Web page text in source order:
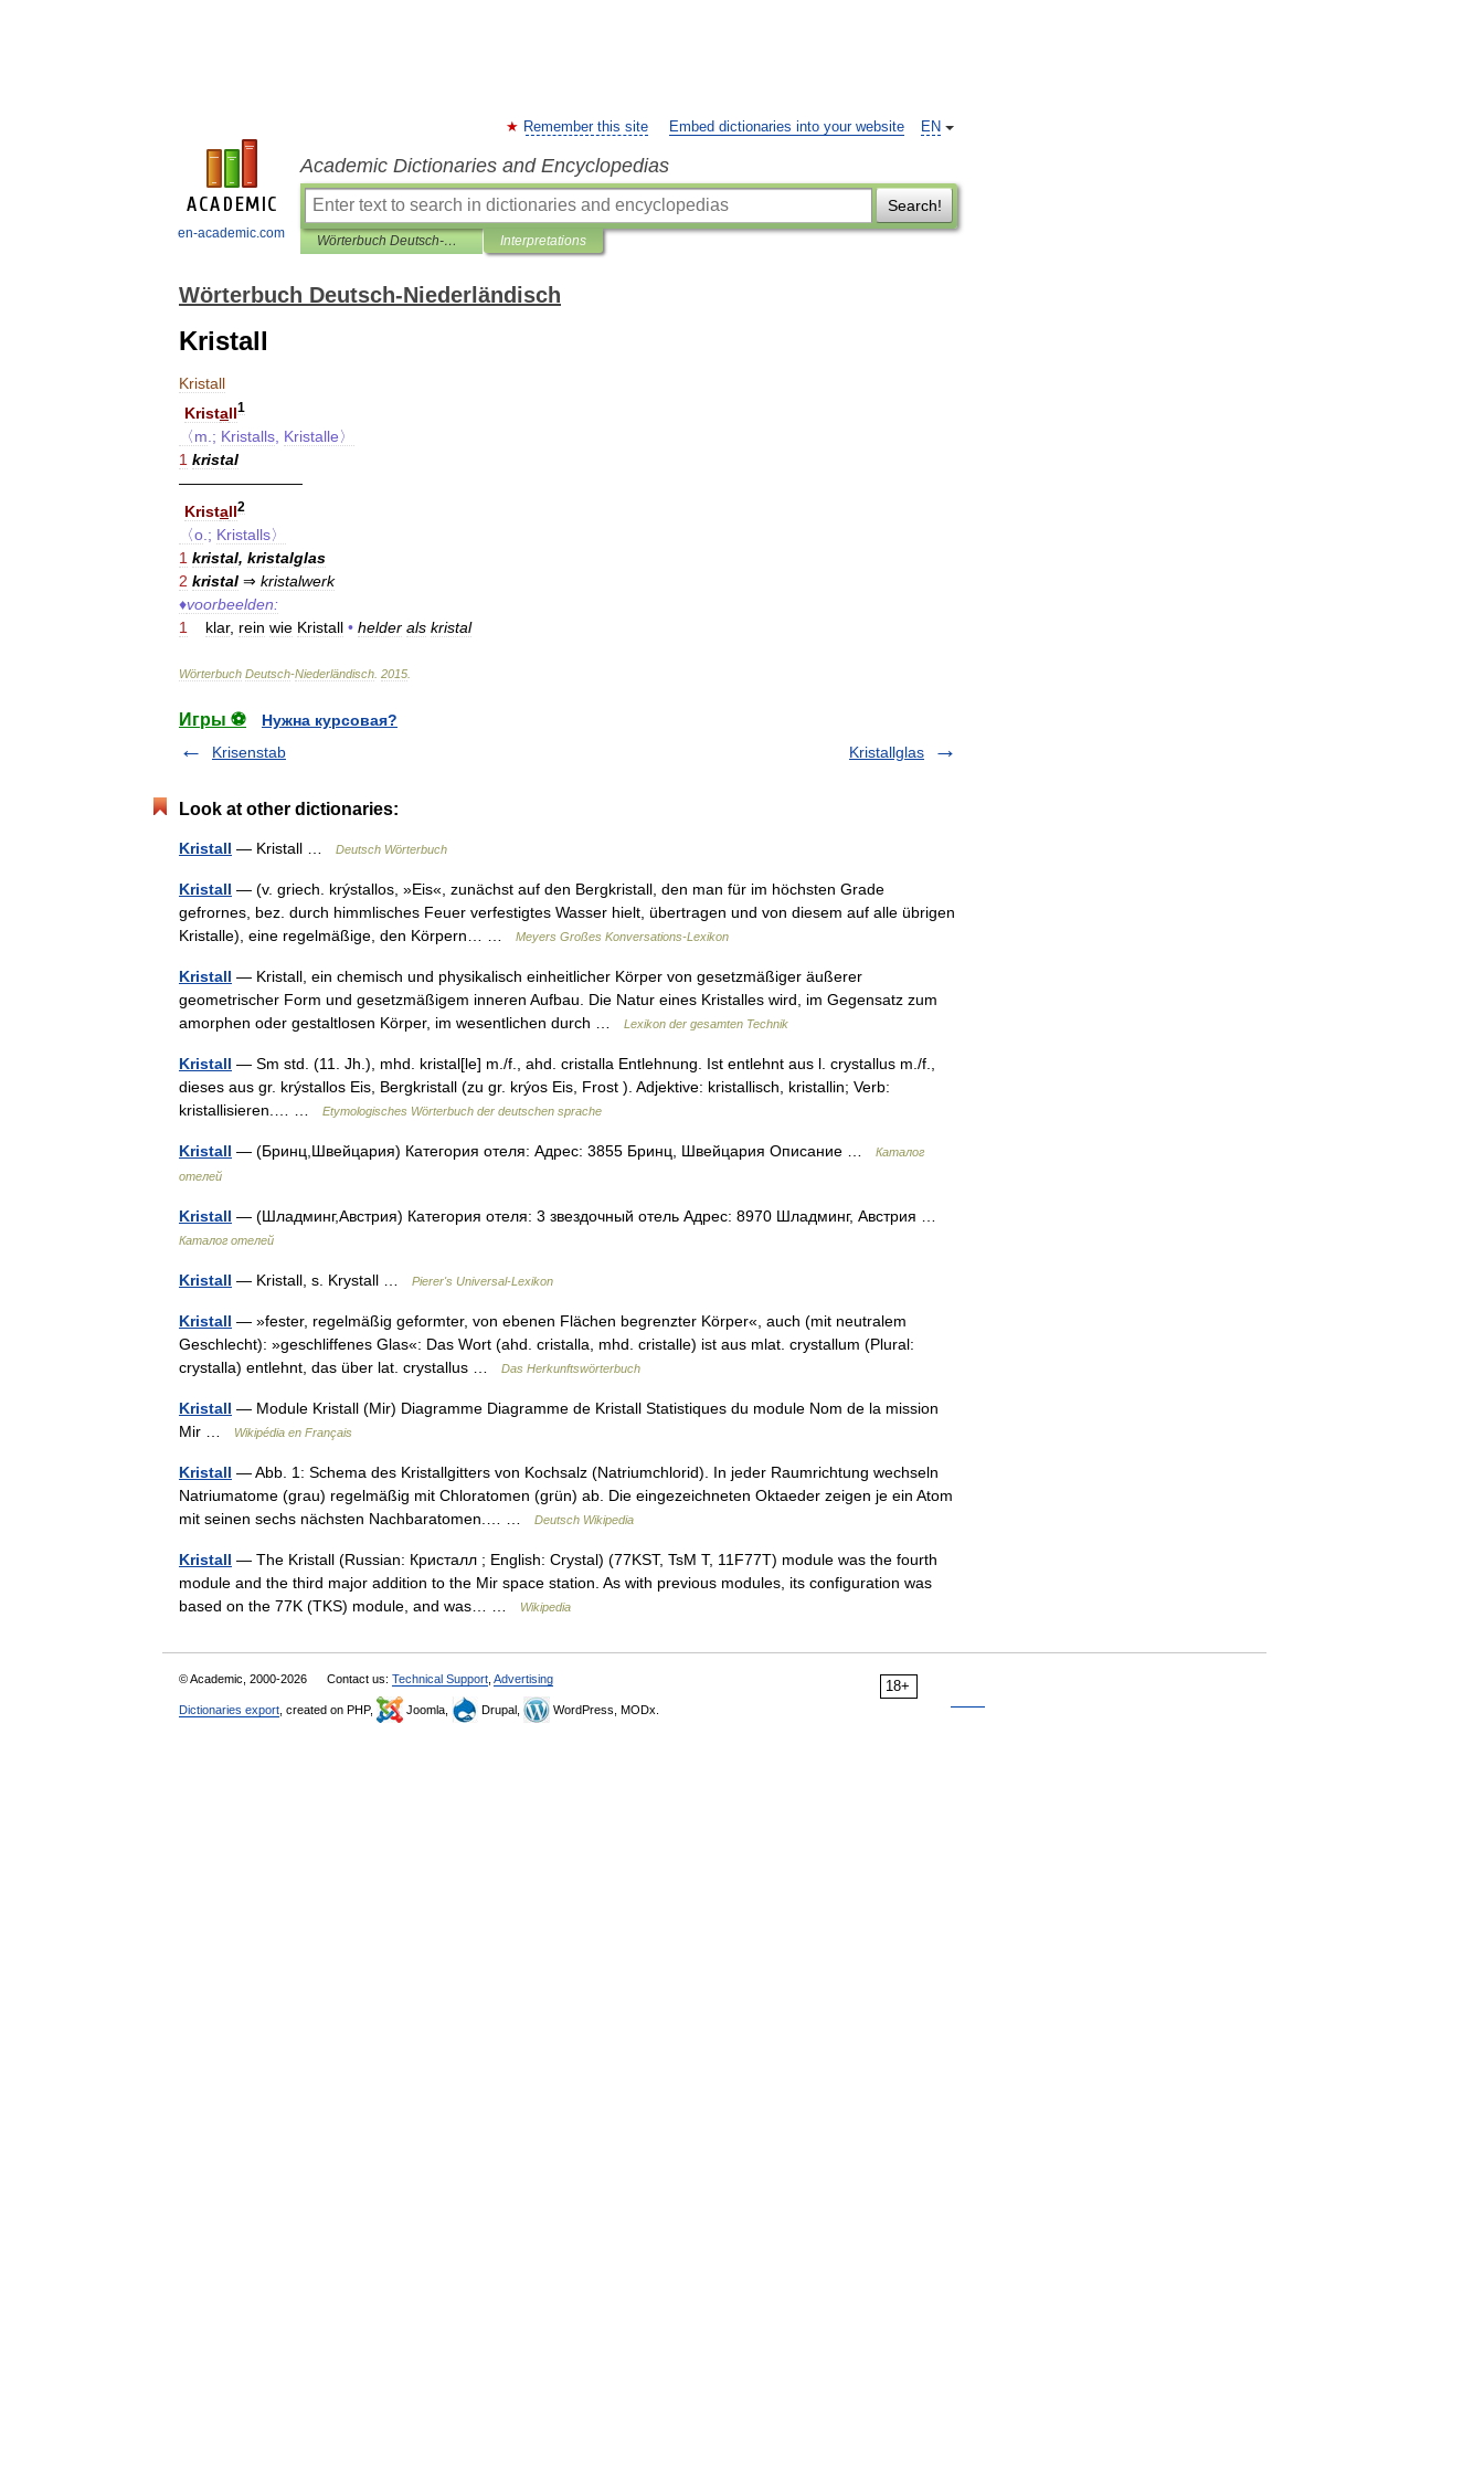
en-academic.com
EN
Remember this site Embed dictionaries into your website
Academic Dictionaries and Encyclopedias
Search!
Wörterbuch Deutsch-Niederländisch Interpretations
Wörterbuch Deutsch-Niederländisch
Kristall
Kristall
Kristall1
〈m .; Kristalls Kristalle〉
1 kristal
————————
Kristall2
〈o.; Kristalls〉
1 kristal, kristalglas
2 kristal ⇒ kristalwerk
♦voorbeelden:
1
klar, rein wie Kristall • helder als kristal
Wörterbuch Deutsch-Niederländisch 2015
Игры ⚽
Нужна курсовая?
Krisenstab
Kristallglas
Look at other dictionaries:
Kristall — Kristall … Deutsch Wörterbuch
Kristall — (v. griech. krýstallos, »Eis«, zunächst auf den Bergkristall, den man für im höchsten Grade
gefrornes, bez. durch himmlisches Feuer verfestigtes Wasser hielt, übertragen und von diesem auf alle übrigen
Kristalle), eine regelmäßige, den Körpern… …
Meyers Großes Konversations-Lexikon
Kristall — Kristall, ein chemisch und physikalisch einheitlicher Körper von gesetzmäßiger äußerer
geometrischer Form und gesetzmäßigem inneren Aufbau. Die Natur eines Kristalles wird, im Gegensatz zum
amorphen oder gestaltlosen Körper, im wesentlichen durch …
Lexikon der gesamten Technik
Kristall — Sm std. (11. Jh.), mhd. kristal[le] m./f., ahd. cristalla Entlehnung. Ist entlehnt aus l. crystallus m./f.,
dieses aus gr. krýstallos Eis, Bergkristall (zu gr. krýos Eis, Frost ). Adjektive: kristallisch, kristallin; Verb:
kristallisieren.… …
Etymologisches Wörterbuch der deutschen sprache
Kristall — (Бринц,Швейцария) Категория отеля: Адрес: 3855 Бринц, Швейцария Описание …
Каталог
отелей
Kristall — (Шладминг,Австрия) Категория отеля: 3 звездочный отель Адрес: 8970 Шладминг, Австрия …
Каталог отелей
Kristall — Kristall, s. Krystall … Pierer's Universal-Lexikon
Kristall — »fester, regelmäßig geformter, von ebenen Flächen begrenzter Körper«, auch (mit neutralem
Geschlecht): »geschliffenes Glas«: Das Wort (ahd. cristalla, mhd. cristalle) ist aus mlat. crystallum (Plural:
crystalla) entlehnt, das über lat. crystallus …
Das Herkunftswörterbuch
Kristall — Module Kristall (Mir) Diagramme Diagramme de Kristall Statistiques du module Nom de la mission
Mir …
Wikipédia en Français
Kristall — Abb. 1: Schema des Kristallgitters von Kochsalz (Natriumchlorid). In jeder Raumrichtung wechseln
Natriumatome (grau) regelmäßig mit Chloratomen (grün) ab. Die eingezeichneten Oktaeder zeigen je ein Atom
mit seinen sechs nächsten Nachbaratomen.… …
Deutsch Wikipedia
Kristall — The Kristall (Russian: Кристалл ; English: Crystal) (77KST, TsM T, 11F77T) module was the fourth
module and the third major addition to the Mir space station. As with previous modules, its configuration was
based on the 77K (TKS) module, and was… …
Wikipedia
18+
© Academic, 2000-2026 Contact us: Technical Support Advertising
Dictionaries export , created on PHP, Joomla, Drupal, WordPress, MODx.